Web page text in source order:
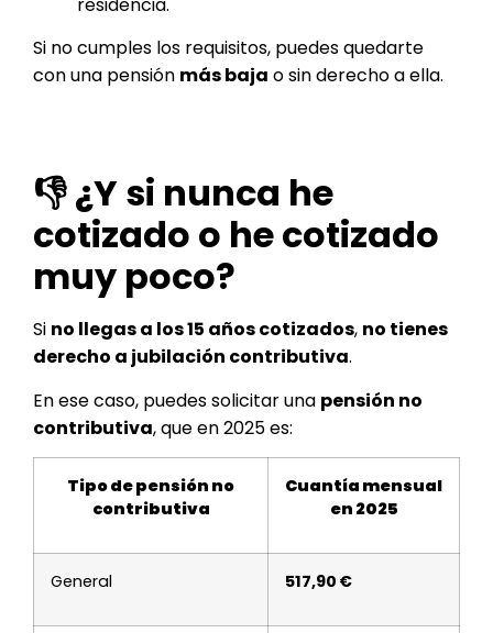
Si no cumples los requisitos, puedes quedarte
con una pensión más baja o sin derecho a ella.
👎 ¿Y si nunca he
cotizado o he cotizado
muy poco?
Si no llegas a los 15 años cotizados, no tienes
derecho a jubilación contributiva.
En ese caso, puedes solicitar una pensión no
contributiva, que en 2025 es:
Tipo de pensión no
contributiva
Cuantía mensual
en 2025
General 517,90 €